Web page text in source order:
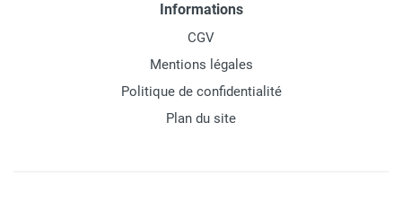
Informations
CGV
Mentions légales
Politique de confidentialité
Plan du site